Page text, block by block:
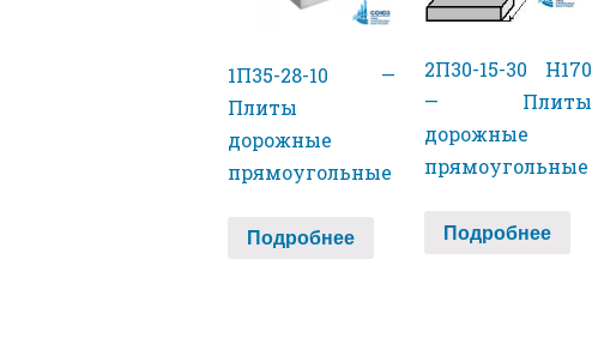
1П35-28-10 —
Плиты
дорожные
прямоугольные
Подробнее
2П30-15-30 H170
— Плиты
дорожные
прямоугольные
Подробнее